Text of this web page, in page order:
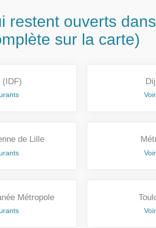
restent ouverts dans
sur la carte)
(IDF)
de Lille
Métropole